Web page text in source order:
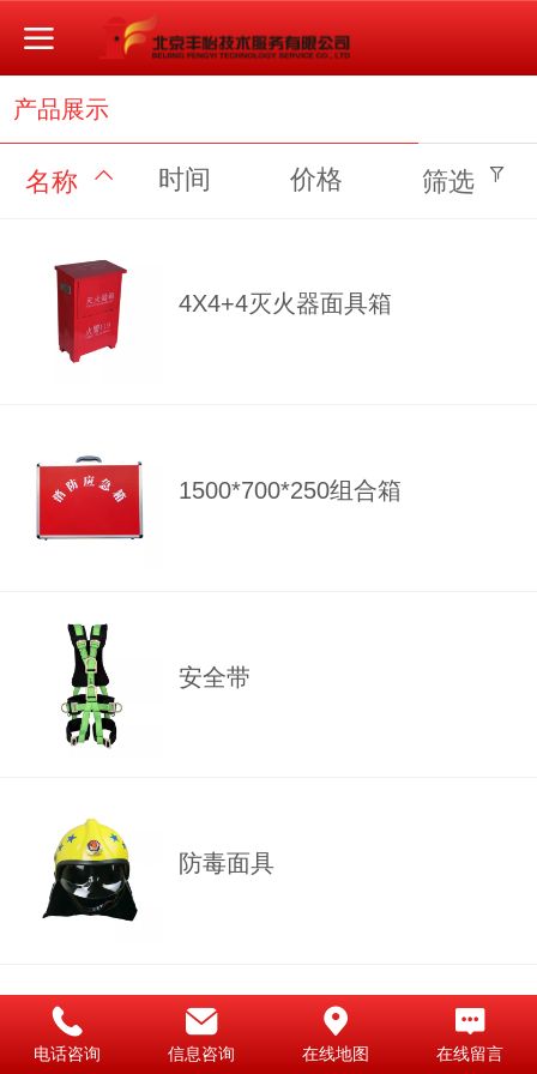
产品展示
名称 时间 价格 筛选
4X4+4灭火器面具箱
1500*700*250组合箱
安全带
防毒面具
卷盘
电话咨询 信息咨询 在线地图 在线留言